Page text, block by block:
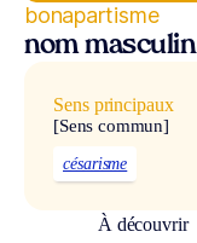
bonapartisme
nom masculin
Sens principaux
[Sens commun]
césarisme
À découvrir